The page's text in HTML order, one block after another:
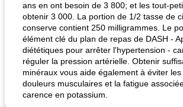
fiesta tostadas le méga's
ans en ont besoin de 3 800; et les tout-
obtenir 3 000. La portion de 1/2 tasse de
conserve contient 250 milligrammes. Le
élément clé du plan de repas de DASH -
diététiques pour arrêter l'hypertension -
réguler la pression artérielle. Obtenir
minéraux vous aide également à éviter
douleurs musculaires et la fatigue
carence en potassium.